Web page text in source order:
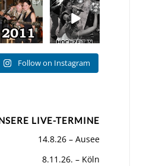
0
Liebe zur
bleibt!
Als wir...
160
26
Hochzeitspart
y in der
Hoamat
Letztes...
49
5
Follow on Instagram
LIVE-TERMINE
14.8.26 – Ausee
8.11.26. – Köln